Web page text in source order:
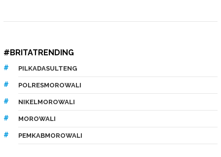
#BRITATRENDING
PILKADASULTENG
POLRESMOROWALI
NIKELMOROWALI
MOROWALI
PEMKABMOROWALI